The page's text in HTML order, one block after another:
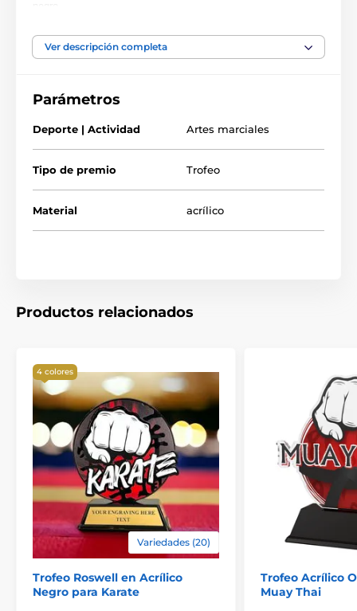
cargo adicional
el trofeo puede entregarse en un estuche de
regalo muy atractivo. Tenga en cuenta que el estuche no está
texto de su elección.
Ver descripción completa
Parámetros
Deporte | Actividad Artes marciales
Tipo de premio Trofeo
Material acrílico
Productos relacionados
4 colores
Variedades (20)
Trofeo Roswell en Acrílico
Negro para Karate
Trofeo Acrílico
Muay Thai